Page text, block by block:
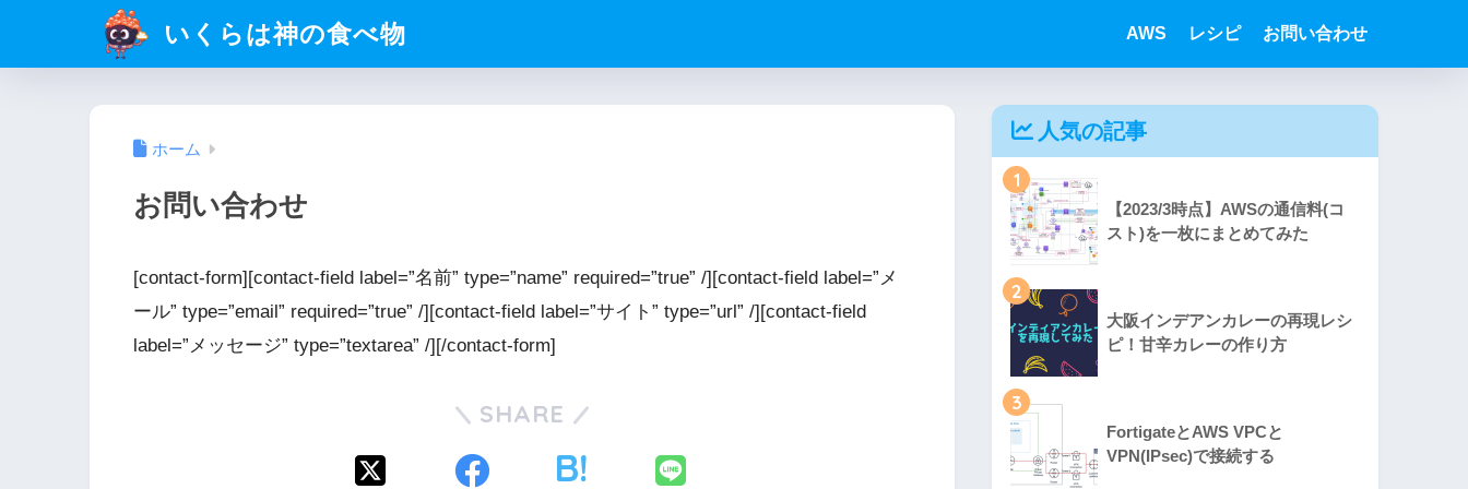
いくらは神の食べ物 AWS レシピ お問い合わせ
ホーム
お問い合わせ
[contact-form][contact-field label=”名前” type=”name” required=”true” /][contact-field label=”メ
ール” type=”email” required=”true” /][contact-field label=”サイト” type=”url” /][contact-field
label=”メッセージ” type=”textarea” /][/contact-form]
SHARE
人気の記事
1
【2023/3時点】AWSの通信料(コ
スト)を一枚にまとめてみた
2
大阪インデアンカレーの再現レシ
ピ！甘辛カレーの作り方
3
FortigateとAWS VPCと
VPN(IPsec)で接続する